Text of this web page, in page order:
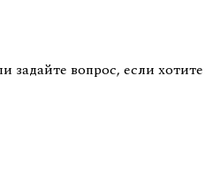
вопрос, если хотите